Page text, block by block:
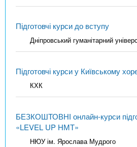
Підготовчі курси до вступу
Дніпровський гуманітарний
Підготовчі курси у Київському
КХК
БЕЗКОШТОВНІ онлайн-курси
«LEVEL UP НМТ»
НЮУ ім. Ярослава Мудрого